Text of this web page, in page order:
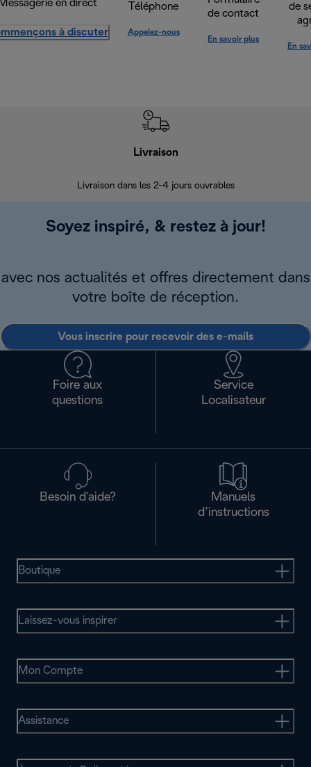
en direct
à discuter
Téléphone
Appelez-nous
de contact
En savoir plus
de
En
Livraison
Livraison dans les 2-4 jours ouvrables
Soyez inspiré, & restez à jour!
avec nos actualités et offres directement dans
votre boîte de réception.
Vous inscrire pour recevoir des e-mails
Foire aux
questions
Service
Localisateur
Besoin d'aide?
Manuels
d’instructions
Boutique
Laissez-vous inspirer
Mon Compte
Assistance